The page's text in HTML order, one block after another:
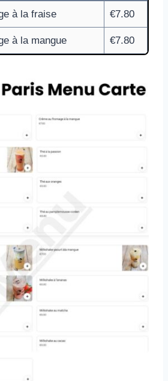
à la fraise €7.80
à la mangue €7.80